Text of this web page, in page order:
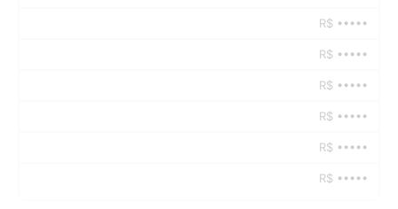
R$ •••••
R$ •••••
R$ •••••
R$ •••••
R$ •••••
R$ •••••